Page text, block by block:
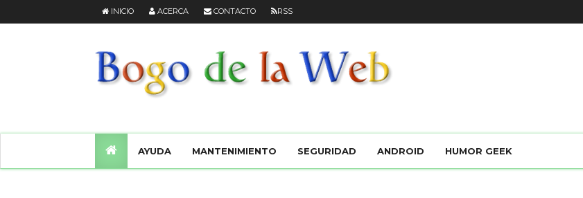
INICIO ACERCA CONTACTO RSS
AYUDA MANTENIMIENTO SEGURIDAD ANDROID HUMOR GEEK